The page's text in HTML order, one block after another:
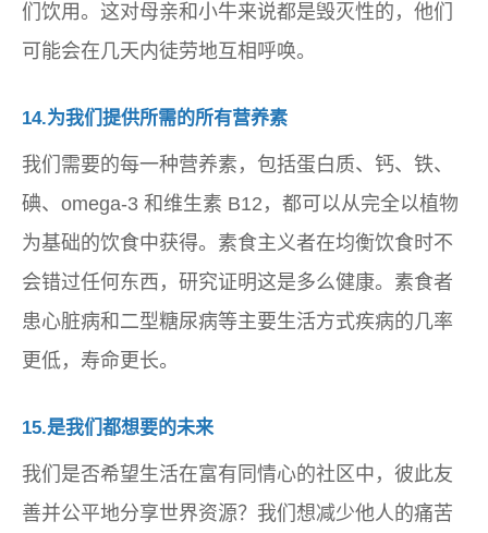
们饮用。这对母亲和小牛来说都是毁灭性的，他们
可能会在几天内徒劳地互相呼唤。
14.为我们提供所需的所有营养素
我们需要的每一种营养素，包括蛋白质、钙、铁、
碘、omega-3 和维生素 B12，都可以从完全以植物
为基础的饮食中获得。素食主义者在均衡饮食时不
会错过任何东西，研究证明这是多么健康。素食者
患心脏病和二型糖尿病等主要生活方式疾病的几率
更低，寿命更长。
15.是我们都想要的未来
我们是否希望生活在富有同情心的社区中，彼此友
善并公平地分享世界资源？我们想减少他人的痛苦